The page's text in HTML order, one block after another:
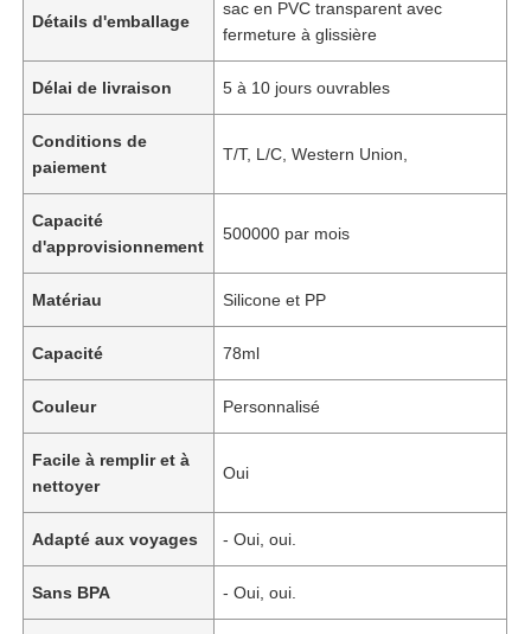
Détails d'emballage
sac en PVC transparent avec
fermeture à glissière
Délai de livraison 5 à 10 jours ouvrables
Conditions de
paiement
T/T, L/C, Western Union,
Capacité
d'approvisionnement
500000 par mois
Matériau Silicone et PP
Capacité 78ml
Couleur Personnalisé
Facile à remplir et à
nettoyer
Oui
Adapté aux voyages - Oui, oui.
Sans BPA - Oui, oui.